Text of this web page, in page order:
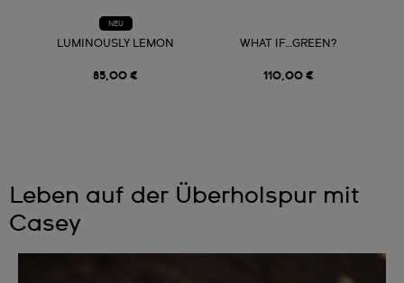
NEU
LUMINOUSLY LEMON
85,00 €
WHAT IF…GREEN?
110,00 €
Leben auf der Überholspur mit
Casey